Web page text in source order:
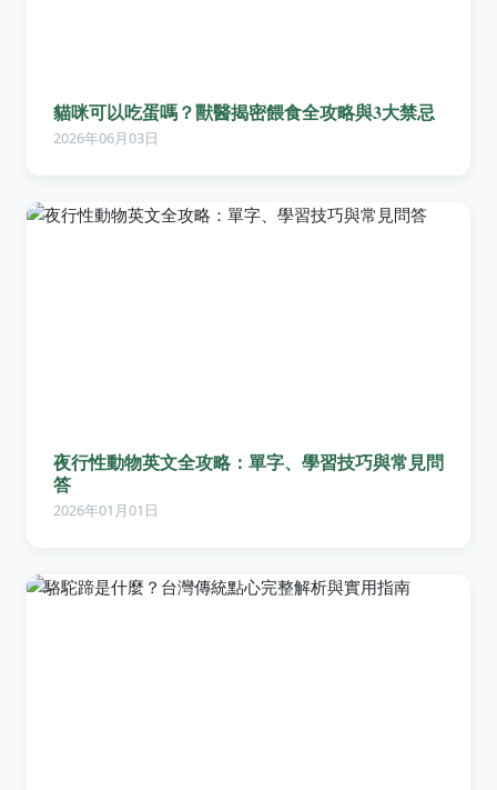
貓咪可以吃蛋嗎？獸醫揭密餵食全攻略與3大禁忌
2026年06月03日
夜行性動物英文全攻略：單字、學習技巧與常見問
答
2026年01月01日